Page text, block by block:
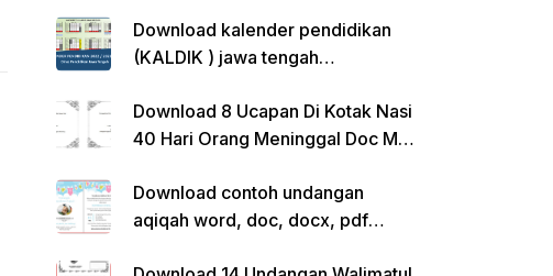
Download kalender pendidikan
(KALDIK ) jawa tengah
Download 8 Ucapan Di Kotak Nasi
40 Hari Orang Meninggal Doc Ms.
Download contoh undangan
aqiqah word, doc, docx, pdf